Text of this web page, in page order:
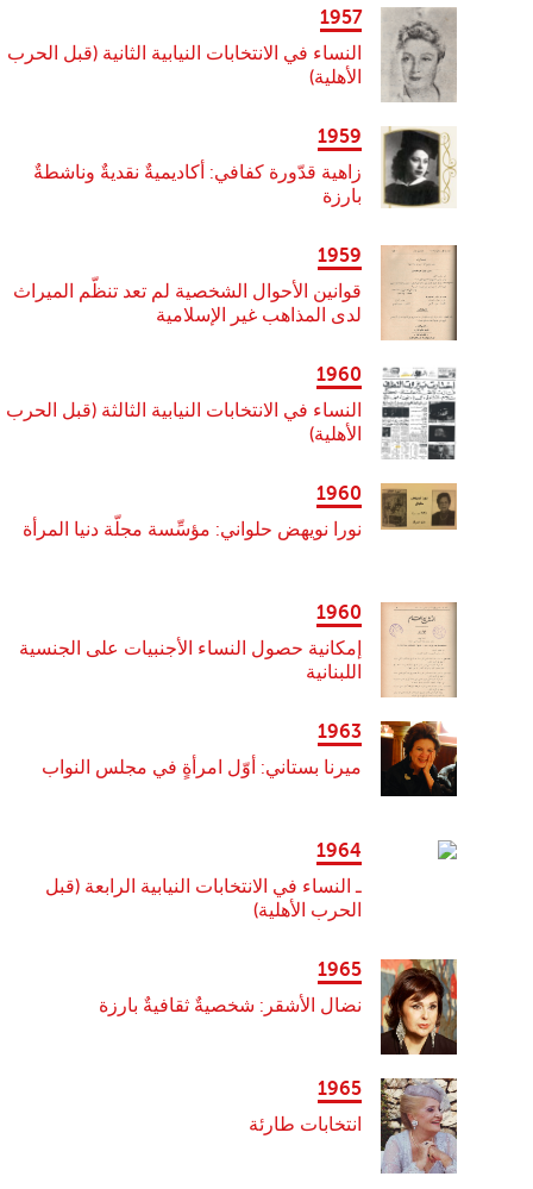
1957
النساء في الانتخابات النيابية الثانية (قبل الحرب
الأهلية)
1959
زاهية قدّورة كفافي: أكاديميةٌ نقديةٌ وناشطةٌ
بارزة
1959
قوانين الأحوال الشخصية لم تعد تنظّم الميراث
لدى المذاهب غير الإسلامية
1960
النساء في الانتخابات النيابية الثالثة (قبل الحرب
الأهلية)
1960
نورا نويهض حلواني: مؤسِّسة مجلّة دنيا المرأة
1960
إمكانية حصول النساء الأجنبيات على الجنسية
اللبنانية
1963
ميرنا بستاني: أوّل امرأةٍ في مجلس النواب
1964
ـ النساء في الانتخابات النيابية الرابعة (قبل
الحرب الأهلية)
1965
نضال الأشقر: شخصيةٌ ثقافيةٌ بارزة
1965
انتخابات طارئة